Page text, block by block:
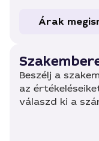
Árak
Beszélj a
az
válaszd ki a